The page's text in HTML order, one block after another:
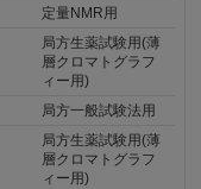
定量NMR用
局方生薬試験用(薄
層クロマトグラフ
ィー用)
局方一般試験法用
局方生薬試験用(薄
層クロマトグラフ
ィー用)